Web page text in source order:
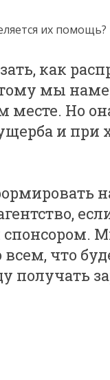
их помощь?
как
мы
месте. Но
и при
что
получать